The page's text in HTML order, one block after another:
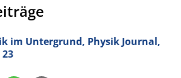
im Untergrund, Physik Journal,
23